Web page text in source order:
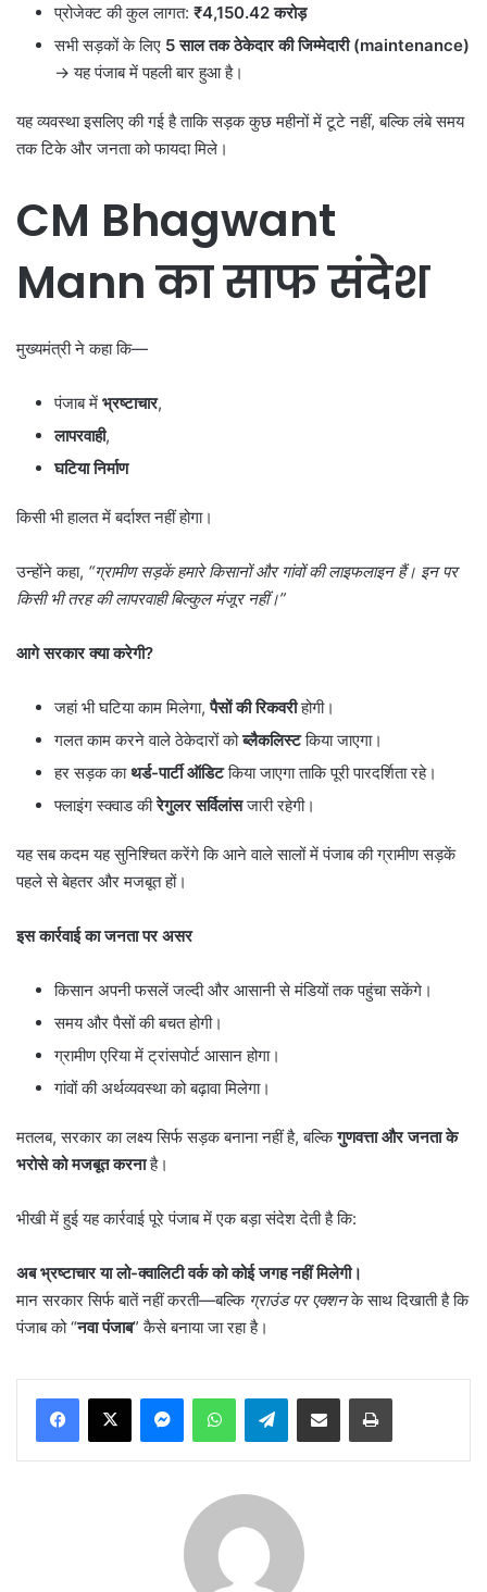
प्रोजेक्ट की कुल लागत: ₹4,150.42करोड़
सभी सड़कों के लिए 5साल तक ठेकेदार की जिम्मेदारी (maintenance)
→ यह पंजाब में पहली बार हुआ है।
यह व्यवस्था इसलिए की गई है ताकि सड़क कुछ महीनों में टूटे नहीं, बल्कि लंबे समय
तक टिके और जनता को फायदा मिले।
CM Bhagwant
Mannका साफ संदेश
मुख्यमंत्री ने कहा कि—
पंजाब में भ्रष्टाचार,
लापरवाही,
घटिया निर्माण
किसी भी हालत में बर्दाश्त नहीं होगा।
उन्होंने कहा, “ग्रामीण सड़कें हमारे किसानों और गांवों की लाइफलाइन हैं। इन पर
किसी भी तरह की लापरवाही बिल्कुल मंजूर नहीं।”
आगे सरकार क्या करेगी?
जहां भी घटिया काम मिलेगा,पैसों की रिकवरीहोगी।
गलत काम करने वाले ठेकेदारों कोब्लैकलिस्टकिया जाएगा।
हर सड़क काथर्ड-पार्टी ऑडिटकिया जाएगा ताकि पूरी पारदर्शिता रहे।
फ्लाइंग स्क्वाड कीरेगुलर सर्विलांसजारी रहेगी।
यह सब कदम यह सुनिश्चित करेंगे कि आने वाले सालों में पंजाब की ग्रामीण सड़कें
पहले से बेहतर और मजबूत हों।
इस कार्रवाई का जनता पर असर
किसान अपनी फसलें जल्दी और आसानी से मंडियों तक पहुंचा सकेंगे।
समय और पैसों की बचत होगी।
ग्रामीण एरिया में ट्रांसपोर्ट आसान होगा।
गांवों की अर्थव्यवस्था को बढ़ावा मिलेगा।
मतलब, सरकार का लक्ष्य सिर्फ सड़क बनाना नहीं है, बल्किगुणवत्ता और जनता के
भरोसे को मजबूत करनाहै।
भीखी में हुई यह कार्रवाई पूरे पंजाब में एक बड़ा संदेश देती है कि:
अब भ्रष्टाचार या लो-क्वालिटी वर्क को कोई जगह नहीं मिलेगी।
मान सरकार सिर्फ बातें नहीं करती—बल्कि ग्राउंड पर एक्शनके साथ दिखाती है कि
पंजाब को “नवा पंजाब” कैसे बनाया जा रहा है।
MessengerWhatsAppTelegramShare via Email Print